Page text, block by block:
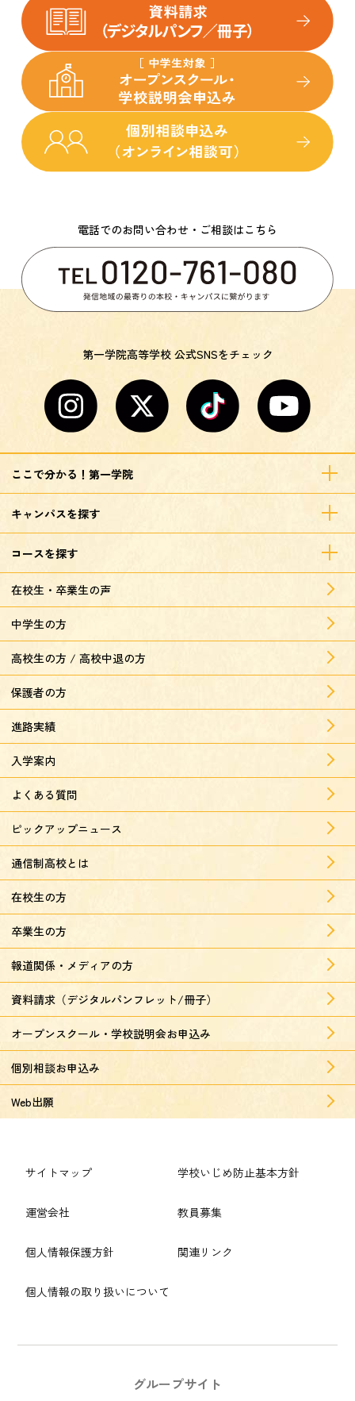
電話でのお問い合わせ・ご相談はこちら
第一学院高等学校 公式SNSをチェック
ここで分かる！第一学院
キャンパスを探す
コースを探す
在校生・卒業生の声
中学生の方
高校生の方 / 高校中退の方
保護者の方
進路実績
入学案内
よくある質問
ピックアップニュース
通信制高校とは
在校生の方
卒業生の方
報道関係・メディアの方
資料請求（デジタルパンフレット/冊子）
オープンスクール・学校説明会お申込み
個別相談お申込み
Web出願
サイトマップ
運営会社
個人情報保護方針
個人情報の取り扱いについて
学校いじめ防止基本方針
教員募集
関連リンク
グループサイト